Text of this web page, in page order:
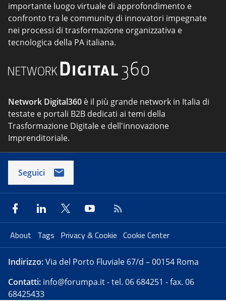
importante luogo virtuale di approfondimento e
confronto tra le community di innovatori impegnate
nei processi di trasformazione organizzativa e
tecnologica della PA italiana.
Network Digital360 è il più grande network in Italia di
testate e portali B2B dedicati ai temi della
Trasformazione Digitale e dell'innovazione
Imprenditoriale.
Seguici
About Tags Privacy & Cookie Cookie Center
Indirizzo:Via del Porto Fluviale 67/d – 00154 Roma
Contatti: info@forumpa.it- tel. 06 684251 - fax. 06
68425433